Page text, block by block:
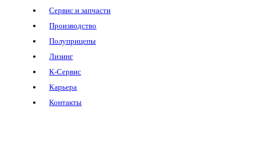
Сервис и запчасти
Производство
Полуприцепы
Лизинг
К-Сервис
Карьера
Контакты